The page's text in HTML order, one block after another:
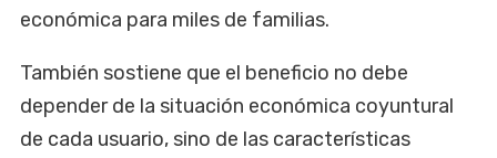
económica para miles de familias.
También sostiene que el beneficio no debe
depender de la situación económica coyuntural
de cada usuario, sino de las características